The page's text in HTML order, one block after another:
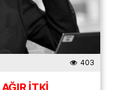
403